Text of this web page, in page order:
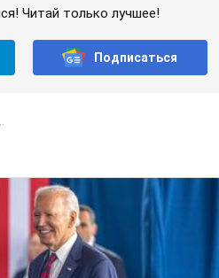
Читай только лучшее!
Подписаться